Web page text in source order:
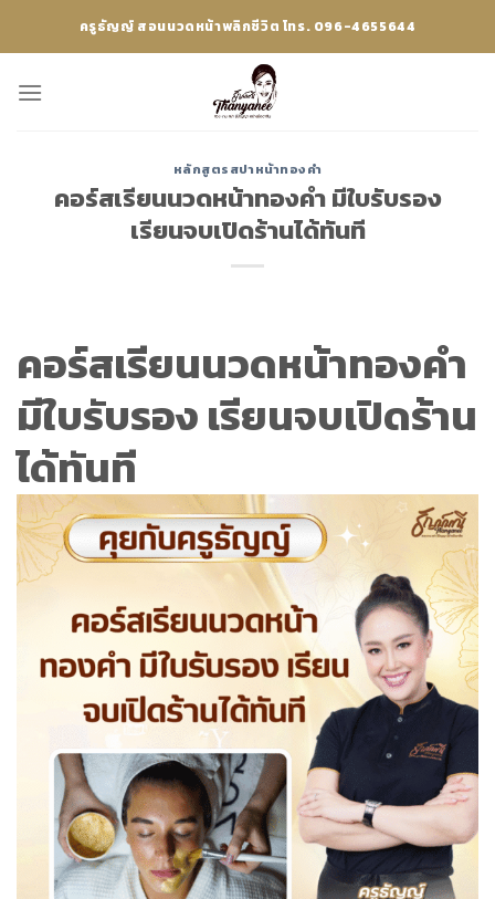
ครูธัญญ์ สอนนวดหน้าพลิกชีวิต โทร. 096-4655644
หลักสูตรสปาหน้าทองคำ
คอร์สเรียนนวดหน้าทองคำ มีใบรับรอง
เรียนจบเปิดร้านได้ทันที
คอร์สเรียนนวดหน้าทองคำ
มีใบรับรอง เรียนจบเปิดร้าน
ได้ทันที